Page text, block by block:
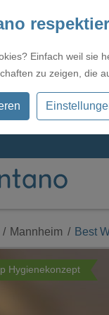
Einfach weil sie
zu zeigen, die
Mannheim Best
Hygienekonzept